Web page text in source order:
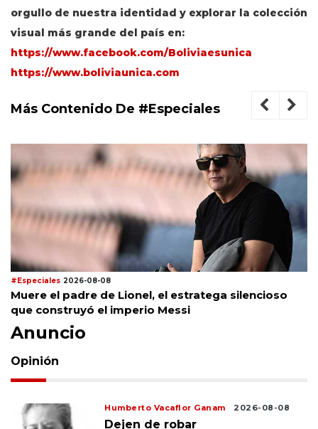
orgullo de nuestra identidad y explorar la colección
visual más grande del país en:
https://www.facebook.com/Boliviaesunica
https://www.boliviaunica.com
Más Contenido De #Especiales
#Especiales 2026-08-08
Muere el padre de Lionel, el estratega silencioso
que construyó el imperio Messi
Anuncio
Opinión
Humberto Vacaflor Ganam 2026-08-08
Dejen de robar